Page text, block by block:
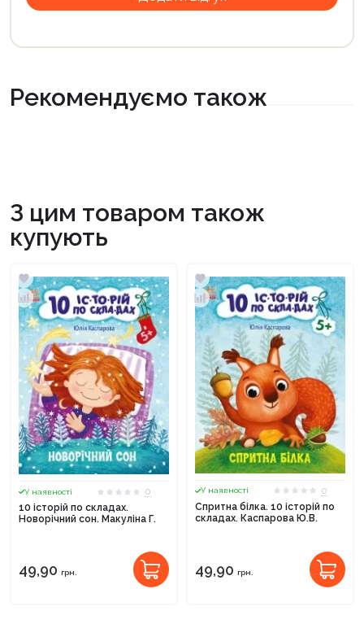
Рекомендуємо також
З цим товаром також
купують
У наявності
0
10 історій по складах.
Новорічний сон. Макуліна Г.
49,90 грн.
У наявності
0
Спритна білка. 10 історій по
складах. Каспарова Ю.В.
49,90 грн.